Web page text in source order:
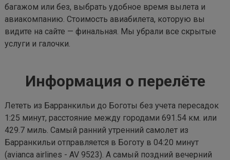
багажом или без, выбрать удобное время вылета и
авиакомпанию. Стоимость авиабилета, которую вы
видите на сайте — финальная. Мы убрали все скрытые
услуги и галочки.
Информация о перелёте
Лететь из Барранкильи до Боготы без учета пересадок
1:25 минут, расстояние между городами 691.54 км. или
429.7 миль. Самый ранний утренний самолет из
Барранкильи отправляется в Боготу в 04:20 минут
(avianca airlines - AV 9523). А самый поздний вечерний